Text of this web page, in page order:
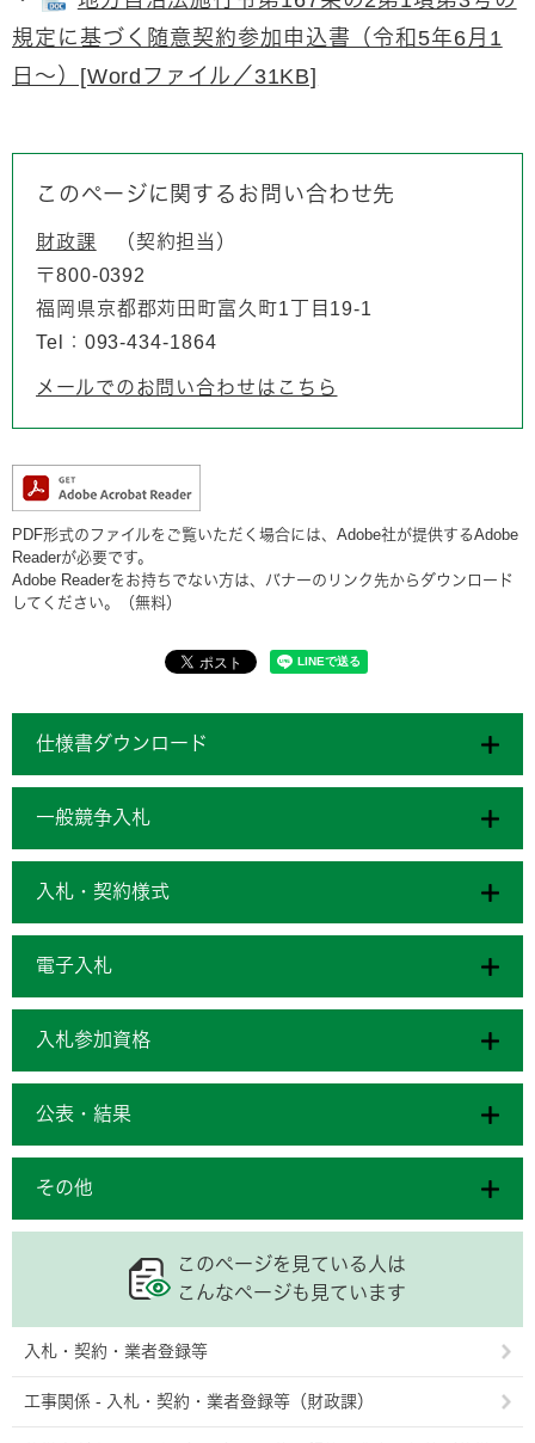
規定に基づく随意契約参加申込書（令和5年6月1
日～）[Wordファイル／31KB]
このページに関するお問い合わせ先
財政課
契約担当
〒800-0392
福岡県京都郡苅田町富久町1丁目19-1
Tel：093-434-1864
メールでのお問い合わせはこちら
PDF形式のファイルをご覧いただく場合には、Adobe社が提供するAdobe
Readerが必要です。
Adobe Readerをお持ちでない方は、バナーのリンク先からダウンロード
してください。（無料）
仕様書ダウンロード
一般競争入札
入札・契約様式
電子入札
入札参加資格
公表・結果
その他
このページを見ている人は
こんなページも見ています
入札・契約・業者登録等
工事関係 - 入札・契約・業者登録等（財政課）